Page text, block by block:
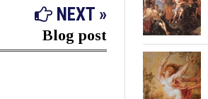
NEXT »
Blog post